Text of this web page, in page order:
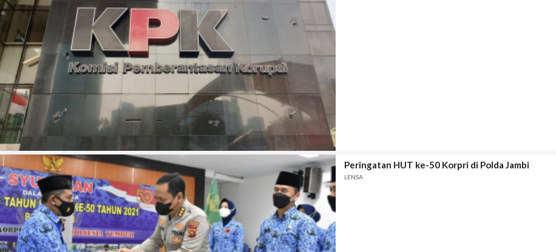
Peringatan HUT ke-50 Korpri di Polda Jambi
LENSA